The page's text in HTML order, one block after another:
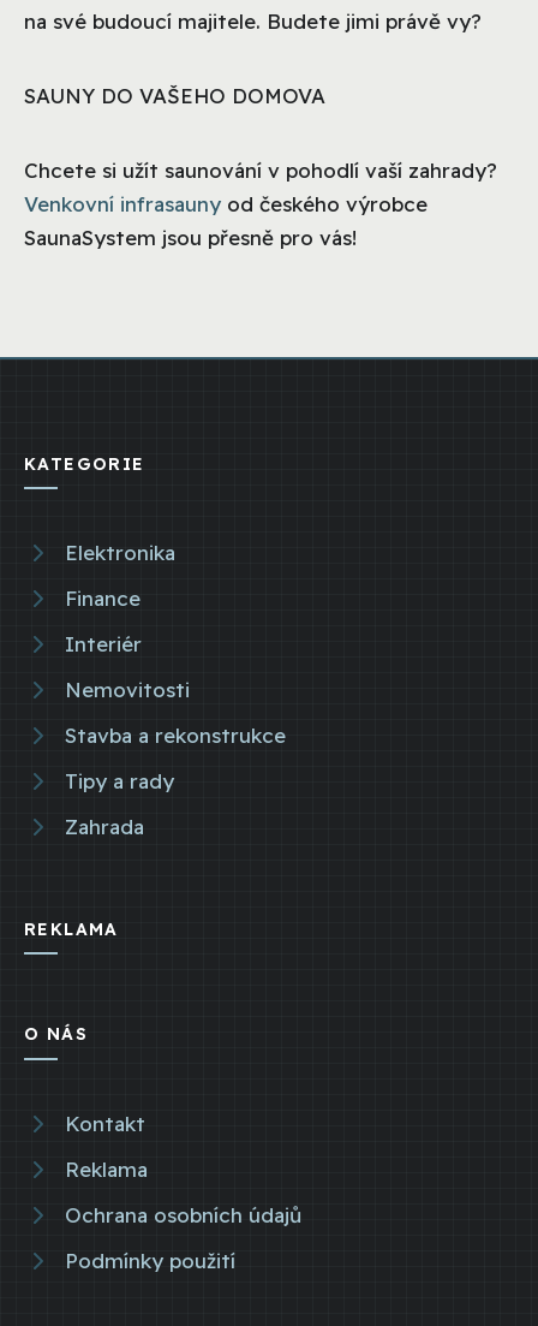
na své budoucí majitele. Budete jimi právě vy?
SAUNY DO VAŠEHO DOMOVA
Chcete si užít saunování v pohodlí vaší zahrady?
Venkovní infrasauny od českého výrobce
SaunaSystem jsou přesně pro vás!
KATEGORIE
Elektronika
Finance
Interiér
Nemovitosti
Stavba a rekonstrukce
Tipy a rady
Zahrada
REKLAMA
O NÁS
Kontakt
Reklama
Ochrana osobních údajů
Podmínky použití